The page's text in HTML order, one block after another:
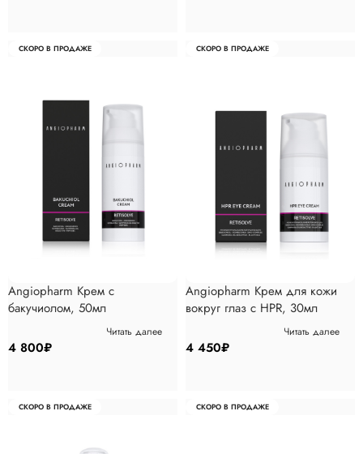
СКОРО В ПРОДАЖЕ
Angiopharm Крем с
бакучиолом, 50мл
4 800₽
Читать далее
СКОРО В ПРОДАЖЕ
Angiopharm Крем для кожи
вокруг глаз с HPR, 30мл
4 450₽
Читать далее
СКОРО В ПРОДАЖЕ СКОРО В ПРОДАЖЕ